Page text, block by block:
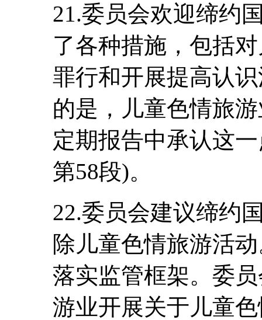
21.委员会欢迎缔约
了各种措施，包括
罪行和开展提高认
的是，儿童色情旅
定期报告中承认这一
第58段)。
22.委员会建议缔约
除儿童色情旅游活
落实监管框架。委
游业开展关于儿童